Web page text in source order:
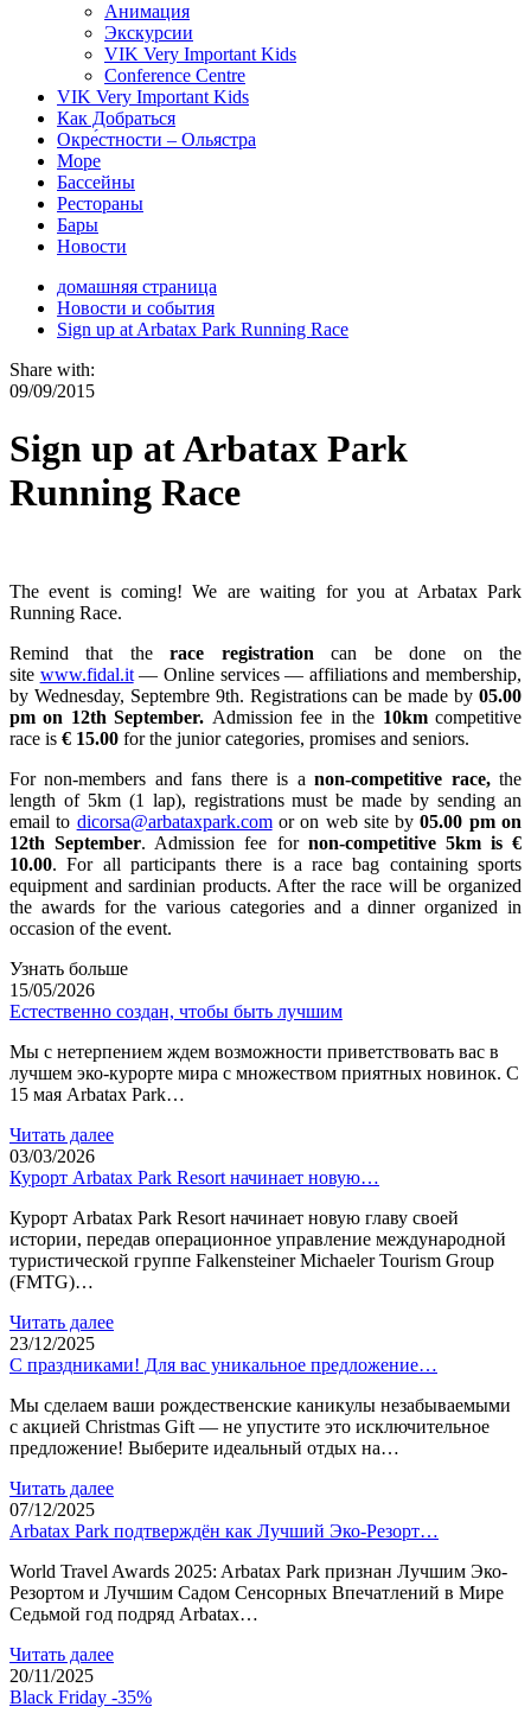
Анимация
Экскурсии
VIK Very Important Kids
Conference Centre
VIK Very Important Kids
Как Добраться
Oкре́стности – Ольястра
Море
Бассейны
Рестораны
Бары
Новости
домашняя страница
Новости и события
Sign up at Arbatax Park Running Race
Share with:
09/09/2015
Sign up at Arbatax Park
Running Race
The event is coming! We are waiting for you at Arbatax Park
Running Race.
Remind that therace registration can be done on the
site www.fidal.it— ​​Online services — affiliations and membership,
by Wednesday, Septembre 9th. Registrations can be made by 05.00
pm on 12th September. Admission fee in the 10kmcompetitive
race is € 15.00 for the junior categories, promises and seniors.
For non-members and fans there is a non-competitive race,the
length of 5km (1 lap), registrations must be made by sending an
email to dicorsa@arbataxpark.comor on web site by 05.00 pm on
12th September. Admission fee for non-competitive 5km is €
10.00. For all participants there is a race bag containing sports
equipment and sardinian products. After the race will be organized
the awards for the various categories and a dinner organized in
occasion of the event.
Узнать больше
15/05/2026
Естественно создан, чтобы быть лучшим
Мы с нетерпением ждем возможности приветствовать вас в
лучшем эко-курорте мира с множеством приятных новинок. С
15 мая Arbatax Park…
Читать далее
03/03/2026
Курорт Arbatax Park Resort начинает новую…
Курорт Arbatax Park Resort начинает новую главу своей
истории, передав операционное управление международной
туристической группе Falkensteiner Michaeler Tourism Group
(FMTG)…
Читать далее
23/12/2025
С праздниками! Для вас уникальное предложение…
Мы сделаем ваши рождественские каникулы незабываемыми
с акцией Christmas Gift — не упустите это исключительное
предложение! Выберите идеальный отдых на…
Читать далее
07/12/2025
Arbatax Park подтверждён как Лучший Эко-Резорт…
World Travel Awards 2025: Arbatax Park признан Лучшим Эко-
Резортом и Лучшим Садом Сенсорных Впечатлений в Мире
Седьмой год подряд Arbatax…
Читать далее
20/11/2025
Black Friday -35%